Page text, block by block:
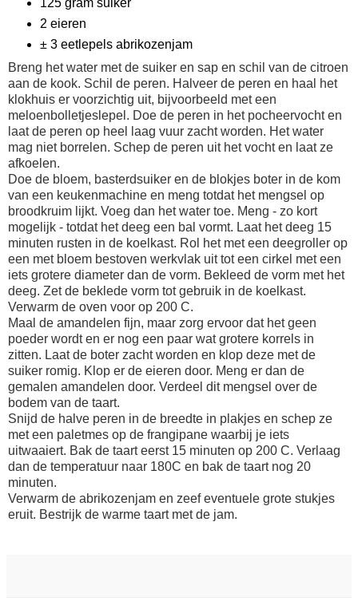
125 gram suiker
2 eieren
± 3 eetlepels abrikozenjam
Breng het water met de suiker en sap en schil van de citroen
aan de kook. Schil de peren. Halveer de peren en haal het
klokhuis er voorzichtig uit, bijvoorbeeld met een
meloenbolletjeslepel. Doe de peren in het pocheervocht en
laat de peren op heel laag vuur zacht worden. Het water
mag niet borrelen. Schep de peren uit het vocht en laat ze
afkoelen.
Doe de bloem, basterdsuiker en de blokjes boter in de kom
van een keukenmachine en meng totdat het mengsel op
broodkruim lijkt. Voeg dan het water toe. Meng - zo kort
mogelijk - totdat het deeg een bal vormt. Laat het deeg 15
minuten rusten in de koelkast. Rol het met een deegroller op
een met bloem bestoven werkvlak uit tot een cirkel met een
iets grotere diameter dan de vorm. Bekleed de vorm met het
deeg. Zet de beklede vorm tot gebruik in de koelkast.
Verwarm de oven voor op 200 C.
Maal de amandelen fijn, maar zorg ervoor dat het geen
poeder wordt en er nog een paar wat grotere korrels in
zitten. Laat de boter zacht worden en klop deze met de
suiker romig. Klop er de eieren door. Meng er dan de
gemalen amandelen door. Verdeel dit mengsel over de
bodem van de taart.
Snijd de halve peren in de breedte in plakjes en schep ze
met een paletmes op de frangipane waarbij je iets
uitwaaiert. Bak de taart eerst 15 minuten op 200 C. Verlaag
dan de temperatuur naar 180C en bak de taart nog 20
minuten.
Verwarm de abrikozenjam en zeef eventuele grote stukjes
eruit. Bestrijk de warme taart met de jam.